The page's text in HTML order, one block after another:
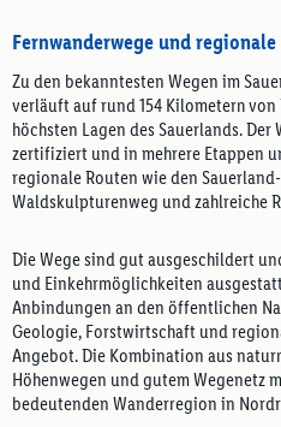
Fernwanderwege und
Zu den bekanntesten Wegen im
verläuft auf rund 154 Kilometern
höchsten Lagen des Sauerlands.
zertifiziert und in mehrere Etappen
regionale Routen wie den
Waldskulpturenweg und zahlreiche
Die Wege sind gut ausgeschildert
und Einkehrmöglichkeiten
Anbindungen an den öffentlichen
Geologie, Forstwirtschaft und
Angebot. Die Kombination aus
Höhenwegen und gutem Wegenetz
bedeutenden Wanderregion in